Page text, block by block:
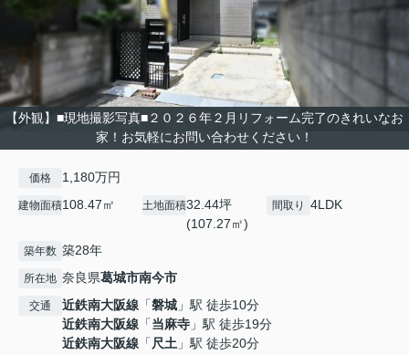
【外観】■現地撮影写真■２０２６年２月リフォーム完了のきれいなお
家！お気軽にお問い合わせください！
価格 1,180万円
建物面積108.47㎡ 土地面積32.44坪
(107.27㎡)
間取り 4LDK
築年数 築28年
所在地 奈良県葛城市南今市
交通 近鉄南大阪線 「磐城 」駅 徒歩10分
近鉄南大阪線 「当麻寺 」駅 徒歩19分
近鉄南大阪線 「尺土 」駅 徒歩20分